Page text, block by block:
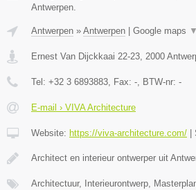
Antwerpen.
Antwerpen » Antwerpen Google maps ▼
Ernest Van Dijckkaai 22-23 2000
Tel: +32 3 6893883 , Fax: - , BTW-nr: -
E-mail › VIVA Architecture
Website: https://viva-architecture.com/
Architect en interieur ontwerper uit
Architectuur, Interieurontwerp,